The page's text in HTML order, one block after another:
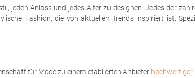
jeden Anlass und jedes Alter zu designen. Jedes der
Fashion, die von aktuellen Trends inspiriert ist.
für Mode zu einem etablierten Anbieter hochwertiger